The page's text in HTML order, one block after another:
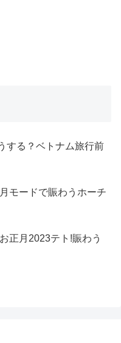
する？ベトナム旅行前
モードで賑わうホーチ
正月2023テト!賑わう